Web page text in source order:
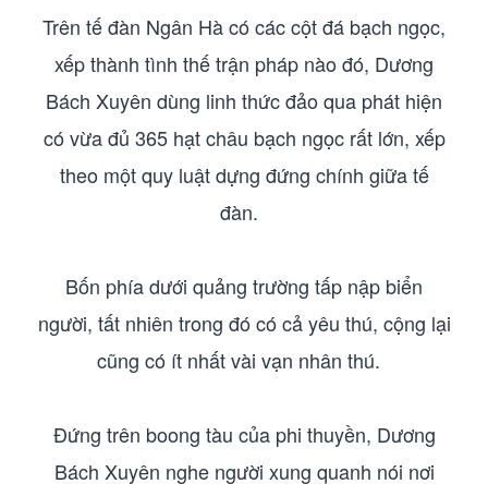
Trên tế đàn Ngân Hà có các cột đá bạch ngọc,
xếp thành tình thế trận pháp nào đó, Dương
Bách Xuyên dùng linh thức đảo qua phát hiện
có vừa đủ 365 hạt châu bạch ngọc rất lớn, xếp
theo một quy luật dựng đứng chính giữa tế
đàn.
Bốn phía dưới quảng trường tấp nập biển
người, tất nhiên trong đó có cả yêu thú, cộng lại
cũng có ít nhất vài vạn nhân thú.
Đứng trên boong tàu của phi thuyền, Dương
Bách Xuyên nghe người xung quanh nói nơi